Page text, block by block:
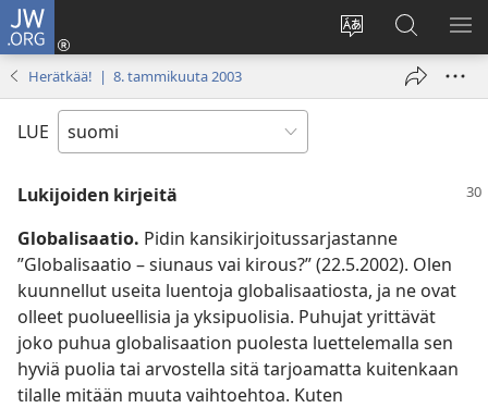
JW.ORG
Vaihda
sivuston
Kirjaudu
(avaa
Hae
JW.ORG-
sivustolta
Herätkää! | 8. tammikuuta 2003
LUE
Lukijoiden kirjeitä
Globalisaatio. Pidin kansikirjoitussarjastanne
”Globalisaatio – siunaus vai kirous?” (22.5.2002). Olen
kuunnellut useita luentoja globalisaatiosta, ja ne ovat
olleet puolueellisia ja yksipuolisia. Puhujat yrittävät
joko puhua globalisaation puolesta luettelemalla sen
hyviä puolia tai arvostella sitä tarjoamatta kuitenkaan
tilalle mitään muuta vaihtoehtoa. Kuten